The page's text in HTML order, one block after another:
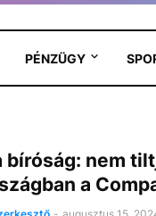
PÉNZÜGY
bíróság: nem
a